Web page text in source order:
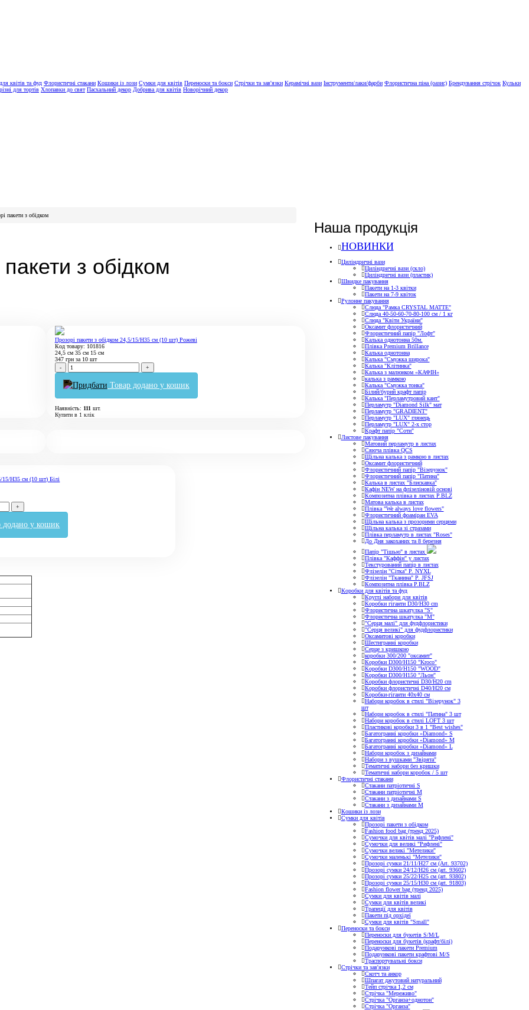
квітів та фуд Флористичні стакани Кошики із лози Сумки для квітів Переноски та бокси Стрічки та зав'язки Керамічні вази Інструменти/лаки/фарби Флористична піна (оазис) Брендування стрічок Кульки
для тортів Хлопавки до свят Пасхальний декор Добрива для квітів Новорічний декор
пакети з обідком
з обідком
Прозорі пакети з обідком 24,5/15/Н35 cм (10 шт) Рожеві
Код товару: 101816
24,5 см 35 см 15 см
347 грн за 10 шт
-
+
Товар додано у кошик
Наявність: 111 шт.
Купити в 1 клік
15/Н35 cм (10 шт) Білі
+
додано у кошик
Наша продукція
НОВИНКИ
Циліндричні вази
Циліндричні вази (скло)
Циліндричні вази (пластик)
Швидке пакування
Пакети на 1-3 квітки
Пакети на 7-9 квіток
Рулонне пакування
Слюда "Рамка CRYSTAL MATTE"
Слюда 40-50-60-70-80-100 см / 1 кг
Слюда "Квіти України"
Оксамит флористичний
Флористичний папір "Лофт"
Калька однотонна 50м.
Плівка Premium Brillance
Калька однотонна
Калька "Смужка широка"
Калька "Клітинка"
Калька з малюнком «КАФІН»
калька з рамкою
Калька "Смужка тонка"
Білий/бурий крафт папір
Калька "Перламутровий кант"
Перламутр "Diamond Silk" мат
Перламутр "GRADIENT"
Перламутр "LUX" глянець
Перламутр "LUX" 2-х стор
Крафт папір "Соти"
Листове пакування
Матовий перламутр в листах
Сяюча плівка QCS
Щільна калька з рамкою в листах
Оксамит флористичний
Флористичний папір "Візерунок"
Флористичний папір "Патина"
Калька в листах "Блискавка"
Кафін NEW на флізеліновій основі
Композитна плівка в листах Р.BLZ
Матова калька в листах
Плівка "We always love flowers"
Флористичний фоаміран EVA
Щільна калька з прозорими серцями
Щільна калька зі стразами
Плівка перламутр в листах "Roses"
До Дня закоханих та 8 березня
Папір "Тішью" в листах
Плівка "Каффін" у листах
Текстурований папір в листах
Флізелін "Сітка" P. NYXL
Флізелін "Тканина" P. JFSJ
Композитна плівка Р.BLZ
Коробки для квітів та фуд
Круглі набори для квітів
Коробки гіганти D30/H30 cm
Флористична шкатулка "S"
Флористична шкатулка "М"
"Серця малі" для фудфлористики
"Серця великі" для фудфлористики
Оксамитові коробки
Шестигранні коробки
Серце з кришкою
коробки 300/200 "оксамит"
Коробки D300/H150 "Kroco"
Коробки D300/H150 "WOOD"
Коробки D300/H150 "Льон"
Коробки флористичні D30/H20 cm
Коробки флористичні D40/H20 cм
Коробки-гіганти 40x40 см
Набори коробок в стилі "Візерунок" 3
шт
Набори коробок в стилі "Патина" 3 шт
Набори коробок в стилі LOFT 3 шт
Пластикові коробки 3 в 1 "Best wishes"
Багатогранні коробки «Diamond» S
Багатогранні коробки «Diamond» M
Багатогранні коробки «Diamond» L
Набори коробок з дизайнами
Набори з вушками "Звірята"
Тематичні набори без кришки
Тематичні набори коробок / 5 шт
Флористичні стакани
Стакани патріотичні S
Стакани патріотичні М
Стакани з дизайнами S
Стакани з дизайнами М
Кошики із лози
Сумки для квітів
Прозорі пакети з обідком
Fashion food bag (тренд 2025)
Сумочки для квітів малі "Рифлені"
Сумочки для великі "Рифлені"
Сумочки великі "Метелики"
Сумочки маленькі "Метелики"
Прозорі сумки 21/11/H27 см (Art. 93702)
Прозорі сумки 24/12/Н26 см (art. 93602)
Прозорі сумки 25/22/Н25 см (art. 93802)
Прозорі сумки 25/15/Н30 см (art. 91803)
Fashion flower bag (тренд 2025)
Сумки для квітів малі
Сумки для квітів великі
Трапеції для квітів
Пакети під орхідеї
Сумки для квітів "Small"
Переноски та бокси
Переноски для букетів S/M/L
Переноски для букетів (крафт/білі)
Подарункові пакети Premium
Подарункові пакети крафтові M/S
Траспортувальні бокси
Стрічки та зав'язки
Скотч та анкор
Шпагат джутовий натуральний
Тейп стрічка 1,2 см
Стрічка "Мереживо"
Стрічка "Органза+однотон"
Стрічка "Органза"